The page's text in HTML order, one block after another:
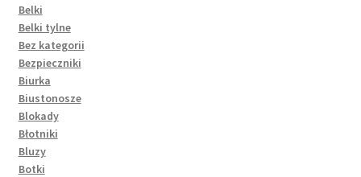
Belki
Belki tylne
Bez kategorii
Bezpieczniki
Biurka
Biustonosze
Blokady
Błotniki
Bluzy
Botki